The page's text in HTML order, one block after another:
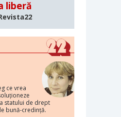
liberă
ce vrea
statului de drept
bună-credință.